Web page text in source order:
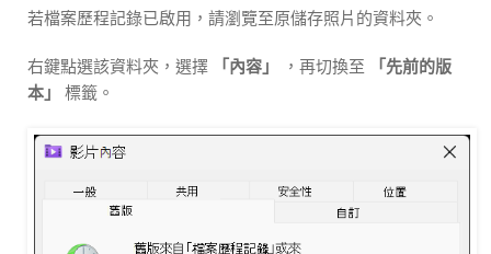
若檔案歷程記錄已啟用，請瀏覽至原儲存照片的資料夾。
右鍵點選該資料夾，選擇 「內容」 ，再切換至
「先前的版
本」
標籤。